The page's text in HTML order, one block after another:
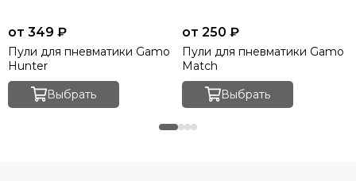
от 349 ₽
Пули для пневматики Gamo
Hunter
Выбрать
от 250 ₽
Пули для пневматики Gamo
Match
Выбрать